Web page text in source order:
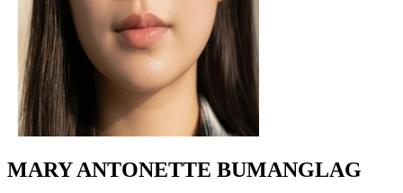
MARY ANTONETTE BUMANGLAG